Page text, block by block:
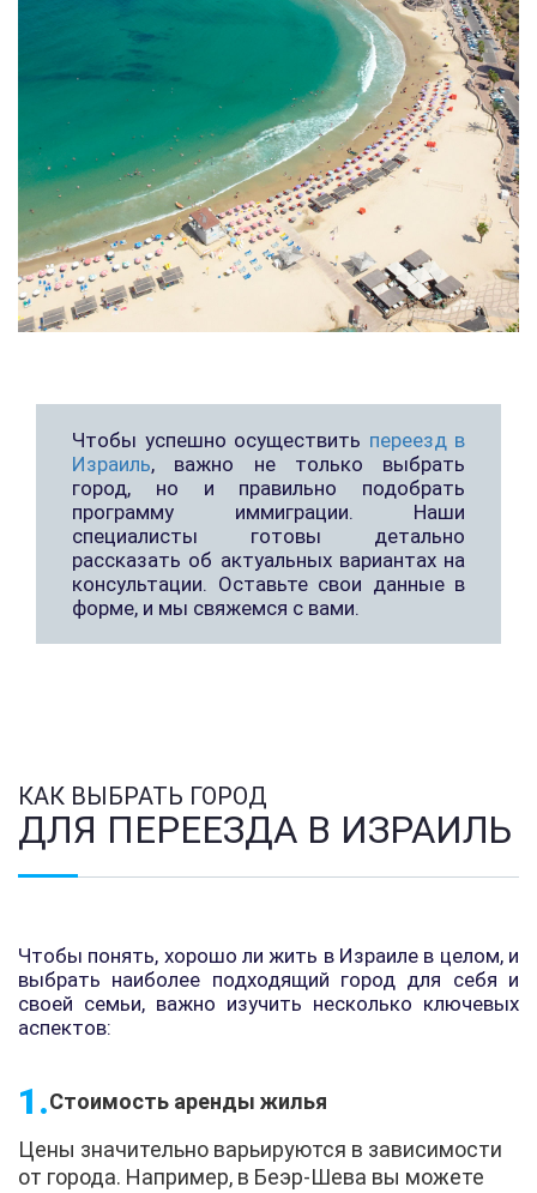
Чтобы успешно осуществить переезд в
Израиль, важно не только выбрать
город, но и правильно подобрать
программу иммиграции. Наши
специалисты готовы детально
рассказать об актуальных вариантах на
консультации. Оставьте свои данные в
форме, и мы свяжемся с вами.
КАК ВЫБРАТЬ ГОРОД
ДЛЯ ПЕРЕЕЗДА В ИЗРАИЛЬ
Чтобы понять, хорошо ли жить в Израиле в целом, и
выбрать наиболее подходящий город для себя и
своей семьи, важно изучить несколько ключевых
аспектов:
Стоимость аренды жилья
Цены значительно варьируются в зависимости
от города. Например, в Беэр-Шева вы можете